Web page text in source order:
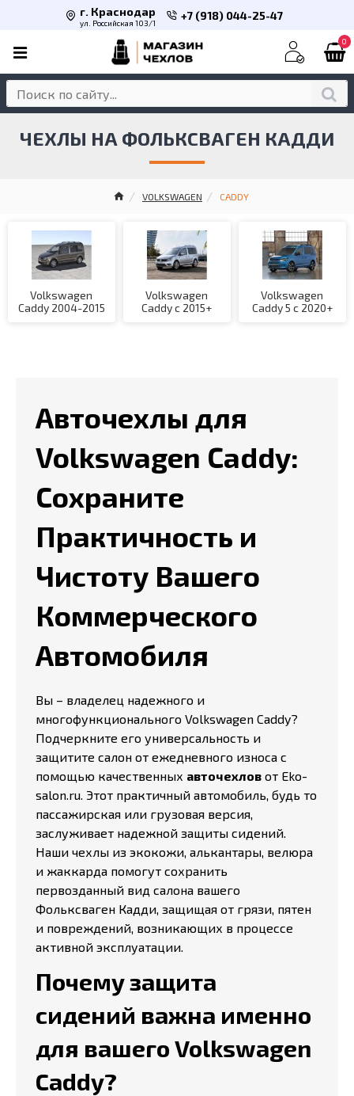
г. Краснодар
ул. Российская 103/1
+7 (918) 044-25-47
0
VOLKSWAGEN CADDY
ЧЕХЛЫ НА ФОЛЬКСВАГЕН КАДДИ
Volkswagen
Caddy 2004-2015
Volkswagen
Caddy с 2015+
Volkswagen
Caddy 5 с 2020+
Авточехлы для
Volkswagen Caddy:
Сохраните
Практичность и
Чистоту Вашего
Коммерческого
Автомобиля
Вы – владелец надежного и
многофункционального Volkswagen Caddy?
Подчеркните его универсальность и
защитите салон от ежедневного износа с
помощью качественных авточехлов от Eko-
salon.ru. Этот практичный автомобиль, будь то
пассажирская или грузовая версия,
заслуживает надежной защиты сидений.
Наши чехлы из экокожи, алькантары, велюра
и жаккарда помогут сохранить
первозданный вид салона вашего
Фольксваген Кадди, защищая от грязи, пятен
и повреждений, возникающих в процессе
активной эксплуатации.
Почему защита
сидений важна именно
для вашего Volkswagen
Caddy?